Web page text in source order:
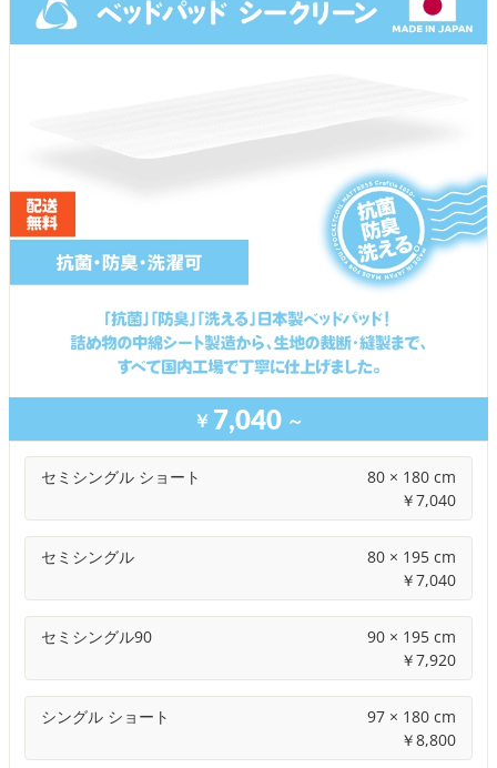
お買い物ガイド
マイページにログイン
日本製ポケットコイルマットレス専門ストア Craftia | © 2009 -
2026 TODEO Co. Ltd.
￥ 7,040 ～
セミシングル ショート
80 × 180 cm
￥7,040
セミシングル
80 × 195 cm
￥7,040
セミシングル90
90 × 195 cm
￥7,920
シングル ショート
97 × 180 cm
￥8,800